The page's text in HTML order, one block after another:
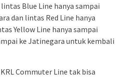
Blue Line hanya sampai
dan lintas Red Line hanya
Yellow Line hanya sampai
ke Jatinegara untuk kembali
Commuter Line tak bisa